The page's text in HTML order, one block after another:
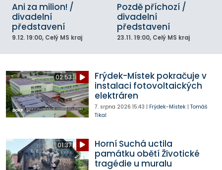
Ani za milion! /
divadelní
představení
9.12. 19:00, Celý MS kraj
Pozdě příchozí /
divadelní
představení
23.11. 19:00, Celý MS kraj
02:53
Frýdek-Místek pokračuje v
instalaci fotovoltaických
elektráren
7. srpna 2026 15:43 | Frýdek-Místek| Tomáš
Tikal
01:37
Horní Suchá uctila
památku obětí Životické
tragédie u muralu